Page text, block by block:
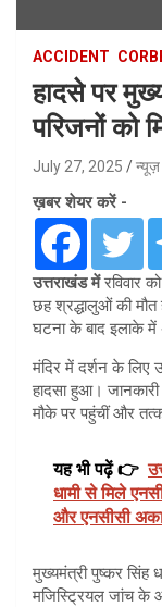
ACCIDENT
हादसे पर
परिजनों को
July 27, 2025
ख़बर शेयर करें -
उत्तराखंड मेंरविवार
छह श्रद्धालुओं की
घटना के बाद इलाके में
मंदिर में दर्शन के लिए
हादसा हुआ।
मौके पर पहुंचीं और
यह भी पढ़ें 👉
धामी से मिले
और एनसीसी
मुख्यमंत्री पुष्कर सिंह
मजिस्ट्रियल जांच के